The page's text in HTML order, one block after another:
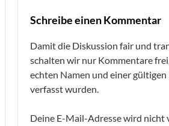
Schreibe einen Kommentar
Damit die Diskussion fair und
schalten wir nur Kommentare
echten Namen und einer gültigen
verfasst wurden.
Deine E-Mail-Adresse wird nicht